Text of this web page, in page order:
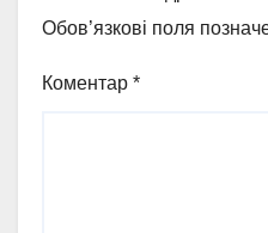
Обов’язкові поля
Коментар *